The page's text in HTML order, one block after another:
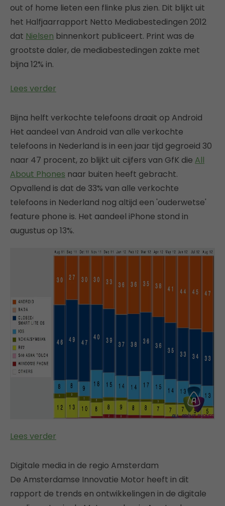
out of home lieten een flinke plus zien. Dit blijkt uit
het Halfjaarrapport Netto Mediabestedingen 2012
dat Nielsen binnenkort publiceert. Print was de
grootste daler, de mediabestedingen zakte met
bijna 12% in.
Lees verder
Bijna helft verkochte telefoons draait op Android
Het aandeel van Android van alle verkochte
telefoons in Nederland is in een jaar tijd gegroeid 30
naar 47 procent, zo blijkt uit cijfers van GfK die All
About Phones naar buiten heeft gebracht.
Opvallend is dat de 33% van alle verkochte
telefoons in Nederland nog altijd een 'ouderwetse'
feature phone is. Het aandeel iPhone stond in
augustus op 13%.
Lees verder
Digitale media in de regio Amsterdam
De Amsterdamse Innovatie Motor heeft in dit
rapport de trends en ontwikkelingen in de digitale